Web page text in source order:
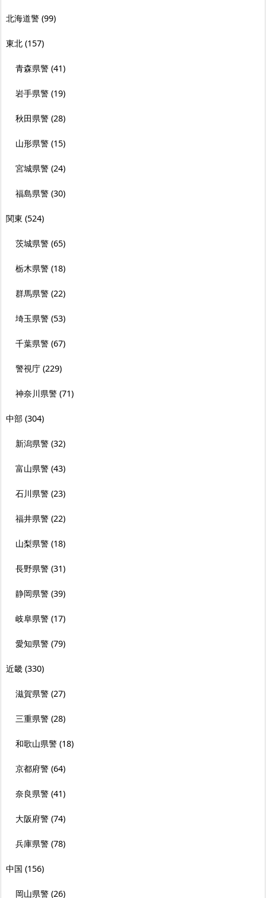
北海道警 (99)
東北 (157)
青森県警 (41)
岩手県警 (19)
秋田県警 (28)
山形県警 (15)
宮城県警 (24)
福島県警 (30)
関東 (524)
茨城県警 (65)
栃木県警 (18)
群馬県警 (22)
埼玉県警 (53)
千葉県警 (67)
警視庁 (229)
神奈川県警 (71)
中部 (304)
新潟県警 (32)
富山県警 (43)
石川県警 (23)
福井県警 (22)
山梨県警 (18)
長野県警 (31)
静岡県警 (39)
岐阜県警 (17)
愛知県警 (79)
近畿 (330)
滋賀県警 (27)
三重県警 (28)
和歌山県警 (18)
京都府警 (64)
奈良県警 (41)
大阪府警 (74)
兵庫県警 (78)
中国 (156)
岡山県警 (26)